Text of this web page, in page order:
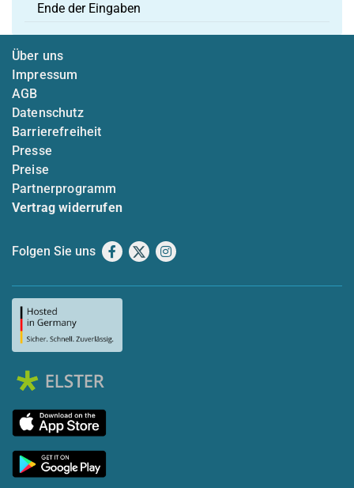
Ende der Eingaben
Über uns
Impressum
AGB
Datenschutz
Barrierefreiheit
Presse
Preise
Partnerprogramm
Vertrag widerrufen
Folgen Sie uns Facebook
X Instagram